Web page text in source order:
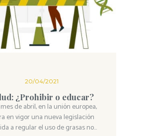
20/04/2021
¿Prohibir o educar?
de abril, en la unión europea,
en vigor una nueva legislación
a regular el uso de grasas no...